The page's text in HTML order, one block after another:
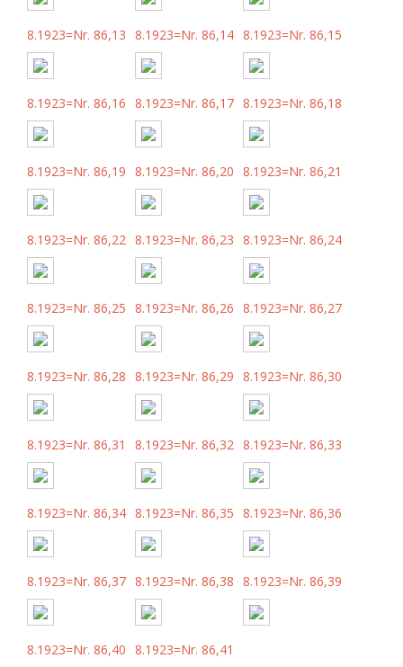
8.1923=Nr. 86,13 8.1923=Nr. 86,14 8.1923=Nr. 86,15
8.1923=Nr. 86,16 8.1923=Nr. 86,17 8.1923=Nr. 86,18
8.1923=Nr. 86,19 8.1923=Nr. 86,20 8.1923=Nr. 86,21
8.1923=Nr. 86,22 8.1923=Nr. 86,23 8.1923=Nr. 86,24
8.1923=Nr. 86,25 8.1923=Nr. 86,26 8.1923=Nr. 86,27
8.1923=Nr. 86,28 8.1923=Nr. 86,29 8.1923=Nr. 86,30
8.1923=Nr. 86,31 8.1923=Nr. 86,32 8.1923=Nr. 86,33
8.1923=Nr. 86,34 8.1923=Nr. 86,35 8.1923=Nr. 86,36
8.1923=Nr. 86,37 8.1923=Nr. 86,38 8.1923=Nr. 86,39
8.1923=Nr. 86,40 8.1923=Nr. 86,41